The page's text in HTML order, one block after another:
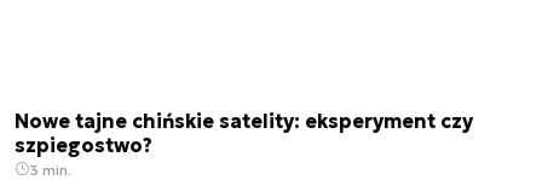
Nowe tajne chińskie satelity: eksperyment czy
szpiegostwo?
3 min.